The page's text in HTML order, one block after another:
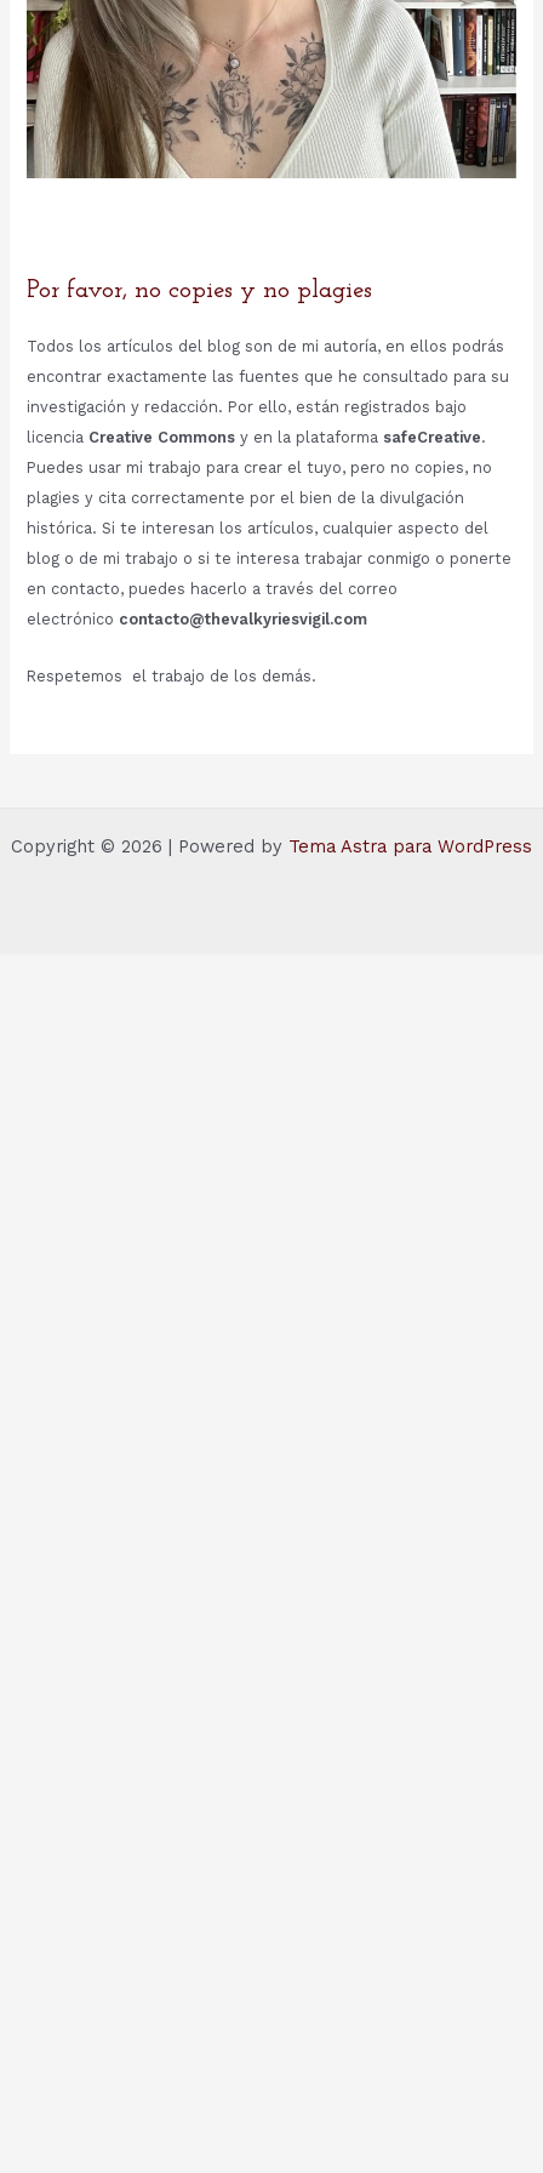
Por favor, no copies y no plagies
Todos los artículos del blog son de mi autoría, en ellos podrás
encontrar exactamente las fuentes que he consultado para su
investigación y redacción. Por ello, están registrados bajo
licencia Creative Commonsy en la plataforma safeCreative.
Puedes usar mi trabajo para crear el tuyo, pero no copies, no
plagies y cita correctamente por el bien de la divulgación
histórica. Si te interesan los artículos, cualquier aspecto del
blog o de mi trabajo o si te interesa trabajar conmigo o ponerte
en contacto, puedes hacerlo a través del correo
electrónico contacto@thevalkyriesvigil.com
Respetemos el trabajo de los demás.
Copyright © 2026 | Powered by Tema Astra para WordPress